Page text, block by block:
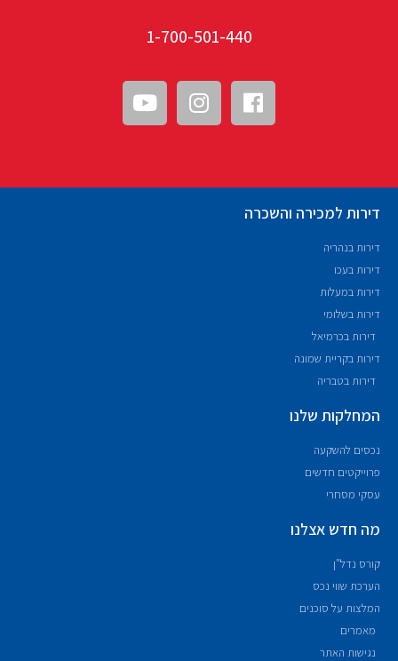
1-700-501-440
דירות למכירה והשכרה
דירות בנהריה
דירות בעכו
דירות במעלות
דירות בשלומי
דירות בכרמיאל
דירות בקריית שמונה
דירות בטבריה
המחלקות שלנו
נכסים להשקעה
פרוייקטים חדשים
עסקי מסחרי
מה חדש אצלנו
קורס נדל"ן
הערכת שווי נכס
המלצות על סוכנים
מאמרים
נגישות האתר